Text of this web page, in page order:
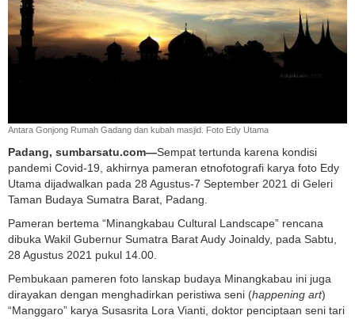
Antara Gonjong Rumah Gadang dan kubah masjid. Foto Edy Utama
Padang, sumbarsatu.com—Sempat tertunda karena kondisi
pandemi Covid-19, akhirnya pameran etnofotografi karya foto Edy
Utama dijadwalkan pada 28 Agustus-7 September 2021 di Geleri
Taman Budaya Sumatra Barat, Padang.
Pameran bertema “Minangkabau Cultural Landscape” rencana
dibuka Wakil Gubernur Sumatra Barat Audy Joinaldy, pada Sabtu,
28 Agustus 2021 pukul 14.00.
Pembukaan pameren foto lanskap budaya Minangkabau ini juga
dirayakan dengan menghadirkan peristiwa seni (happening art)
“Manggaro” karya Susasrita Lora Vianti, doktor penciptaan seni tari